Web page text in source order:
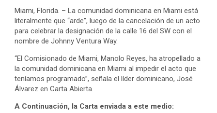
Miami, Florida. – La comunidad dominicana en Miami está
literalmente que “arde”, luego de la cancelación de un acto
para celebrar la designación de la calle 16 del SW con el
nombre de Johnny Ventura Way.
“El Comisionado de Miami, Manolo Reyes, ha atropellado a
la comunidad dominicana en Miami al impedir el acto que
teníamos programado”, señala el líder dominicano, José
Álvarez en Carta Abierta.
A Continuación, la Carta enviada a este medio: